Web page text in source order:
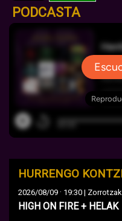
PODCASTA
HURRENGO
2026/08/09 · 19:30 |
HIGH ON FIRE + HELAK